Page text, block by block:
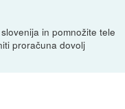
in pomnožite tele
proračuna dovolj